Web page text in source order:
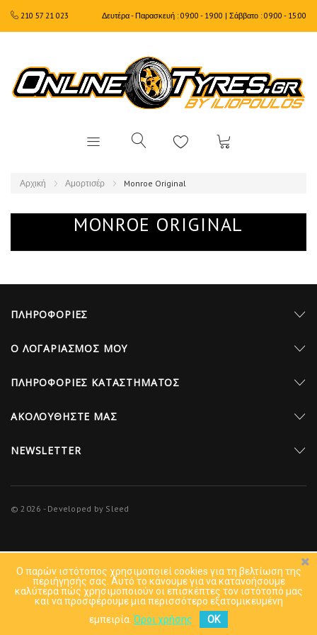
210 57 21 023 Δευτέρα - Παρασκευή : 09:00 - 19:00 | Σάββατο : 09:00 - 15:00
Αρχική Αμορτισέρ Monroe Original
MONROE ORIGINAL
ΠΛΗΡΟΦΟΡΊΕΣ
Ο ΛΟΓΑΡΙΑΣΜΌΣ ΜΟΥ
ΠΛΗΡΟΦΟΡΊΕΣ ΚΑΤΑΣΤΉΜΑΤΟΣ
AΚΟΛΟΥΘΉΣΤΕ ΜΑΣ
NEWSLETTER
© 2026 - Developed by Sleed
Ο παρών ιστότοπος χρησιμοποιεί cookies για τη βελτίωση της
περιήγησής σας. Aυτό το κάνουμε για να κατανοήσουμε
καλύτερα πώς χρησιμοποιούν οι επισκέπτες τον ιστότοπό μας
και να προσφέρουμε μια περισσότερο εξατομικευμένη
εμπειρία.Όροι χρήσης OK